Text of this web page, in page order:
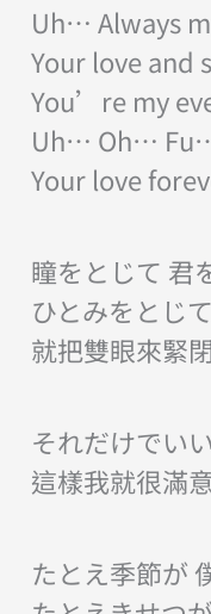
Uh… Always
Your love and
You’re my
Uh… Oh…
Your love
瞳をとじて 君
ひとみをと
就把雙眼來緊
それだけでいい
這樣我就很滿
たとえ季節が